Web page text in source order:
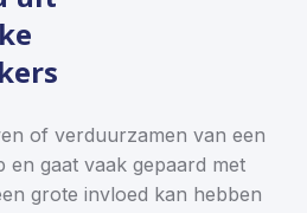
of verduurzamen van een
en gaat vaak gepaard met
grote invloed kan hebben